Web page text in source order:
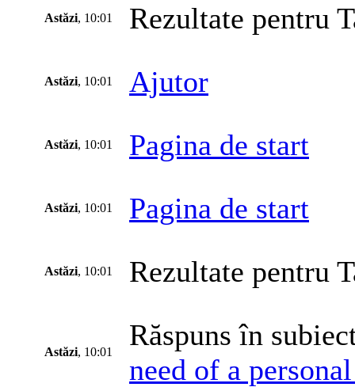
Astăzi, 10:01 Rezultate pentru
Astăzi, 10:01 Ajutor
Astăzi, 10:01 Pagina de start
Astăzi, 10:01 Pagina de start
Astăzi, 10:01 Rezultate pentru
Astăzi, 10:01
Răspuns în
need of a